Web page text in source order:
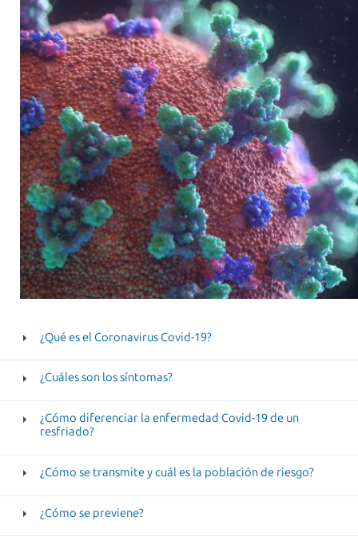
¿Qué es el Coronavirus Covid-19?
¿Cuáles son los síntomas?
¿Cómo diferenciar la enfermedad Covid-19 de un
resfriado?
¿Cómo se transmite y cuál es la población de riesgo?
¿Cómo se previene?